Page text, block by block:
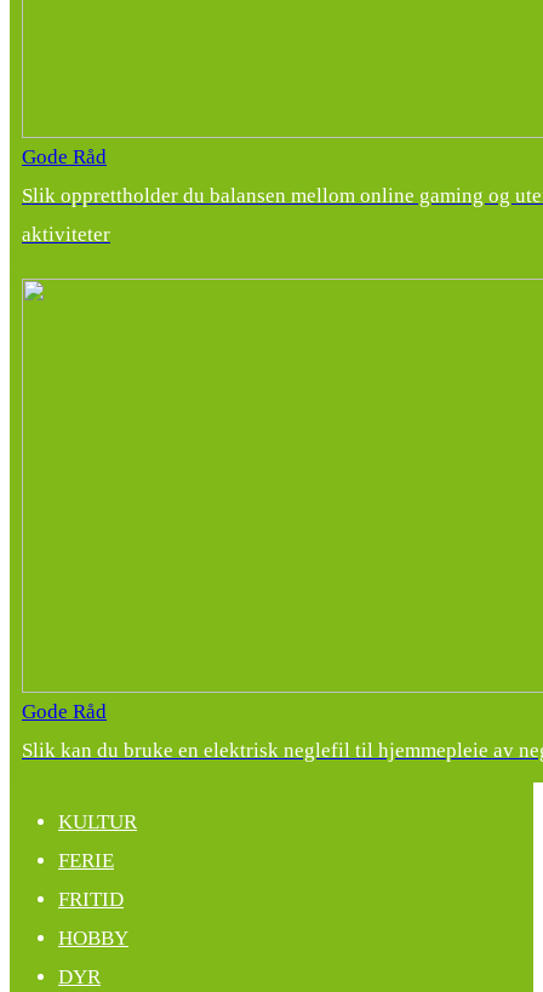
Gode Råd
Slik opprettholder du balansen mellom online gaming og
aktiviteter
Gode Råd
Slik kan du bruke en elektrisk neglefil til hjemmepleie av
KULTUR
FERIE
FRITID
HOBBY
DYR